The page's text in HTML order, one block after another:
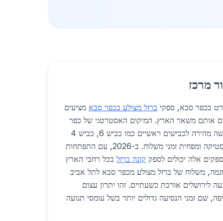
מרכז
בכפר סבא, ספקי ברזל מצולע בכפר סבא מציעים
אותם משאר הארץ. המיקום האסטרטגי של כפר
סבא באזור המרכז מאפשר גישה מהירה לכבישים ראשיים כמו כביש 6, כביש 4
וכביש 2, מה שמקל על הלוגיסטיקה ומפחית זמני משלוח. ב-2026, עם התפתחות
אלה יכולים לספק קונה ברזל בכל רחבי הארץ
לדוגמה, משלוח של ברזל מצולע מכפר סבא לתל אביב
לירושלים אורכת כשעתיים. זהו יתרון עצום
שם זמני הנסיעה גדולים יותר בשל עומסי תנועה